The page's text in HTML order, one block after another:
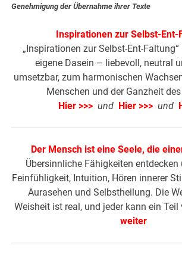
Genehmigung der Übernahme ihrer Texte
Inspirationen zur Selbst-Ent-
„Inspirationen zur Selbst-Ent-
eigene Dasein – liebevoll, neutral
umsetzbar, zum harmonischen
Menschen und der Ganzheit
Hier >>> und Hier >>> und
Der Mensch ist eine Seele, die
Übersinnliche Fähigkeiten entdecken
Feinfühligkeit, Intuition, Hören innerer
Aurasehen und Selbstheilung. Die
Weisheit ist real, und jeder kann ein
weiter